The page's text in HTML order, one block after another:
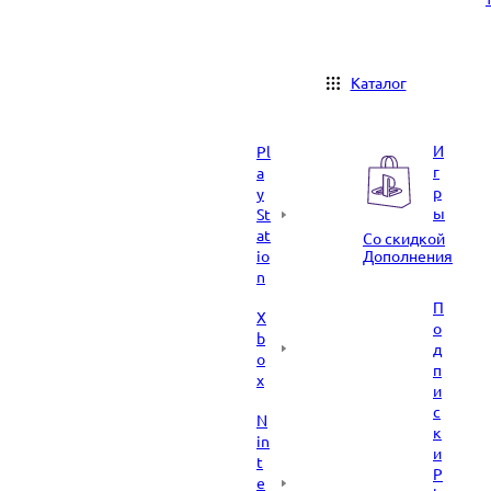
Каталог
Pl
a
y
St
at
io
n
X
b
o
x
N
in
t
e
И
г
р
ы
Со скидкой
Дополнения
П
о
д
п
и
с
к
и
P